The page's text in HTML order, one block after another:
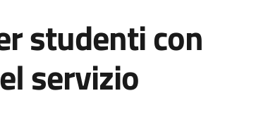
studenti con
servizio